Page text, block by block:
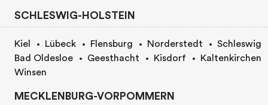
SCHLESWIG-HOLSTEIN
Kiel Lübeck Flensburg Norderstedt
Schleswig
Bad Oldesloe
Geesthacht Kisdorf
Kaltenkirchen
Winsen
MECKLENBURG-VORPOMMERN